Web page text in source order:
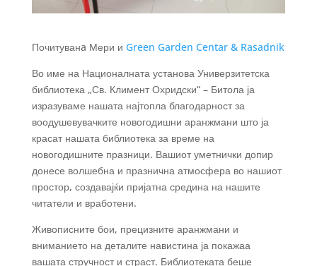
Почитуванa Мери и Green Garden Centar & Rasadnik
Во име на Националната установа Универзитетска
библиотека „Св. Климент Охридски“ – Битола ја
изразуваме нашата најтопла благодарност за
воодушевувачките новогодишни аранжмани што ја
красат нашата библиотека за време на
новогодишните празници. Вашиот уметнички допир
донесе волшебна и празнична атмосфера во нашиот
простор, создавајќи пријатна средина на нашите
читатели и вработени.
Живописните бои, прецизните аранжмани и
вниманието на деталите навистина ја покажаа
вашата стручност и страст. Библиотеката беше